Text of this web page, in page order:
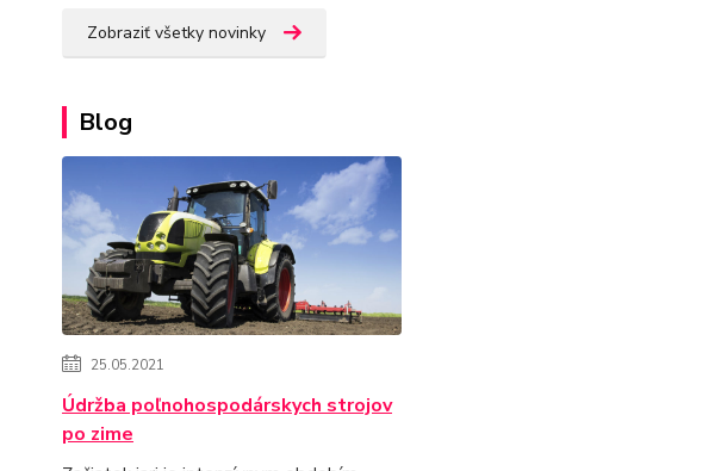
Zobraziť všetky novinky
Blog
25.05.2021
Údržba poľnohospodárskych strojov
po zime